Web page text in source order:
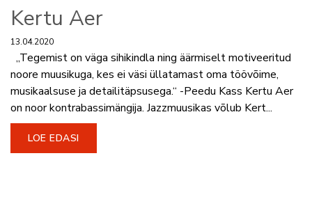
Kertu Aer
13.04.2020
„Tegemist on väga sihikindla ning äärmiselt motiveeritud
noore muusikuga, kes ei väsi üllatamast oma töövõime,
musikaalsuse ja detailitäpsusega.“ -Peedu Kass Kertu Aer
on noor kontrabassimängija. Jazzmuusikas võlub Kert...
LOE EDASI